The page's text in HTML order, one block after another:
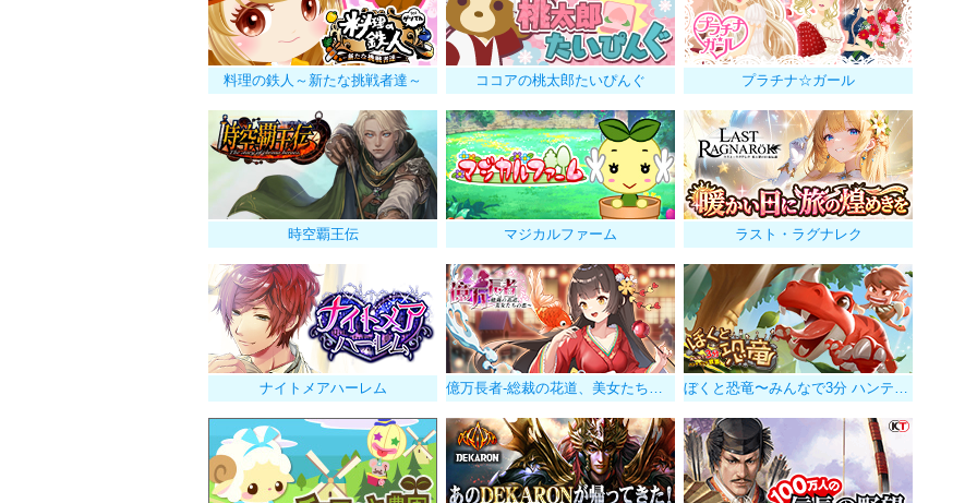
料理の鉄人～新たな挑戦者達～ ココアの桃太郎たいぴんぐ プラチナ☆ガール
時空覇王伝 マジカルファーム ラスト・ラグナレク
ナイトメアハーレム 億万長者-総裁の花道、美女たちの恋- ぼくと恐竜〜みんなで3分 ハンティング放置〜